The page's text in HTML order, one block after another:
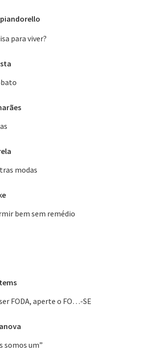
para viver?
modas
bem sem remédio
FODA, aperte o FO…-SE
somos um”